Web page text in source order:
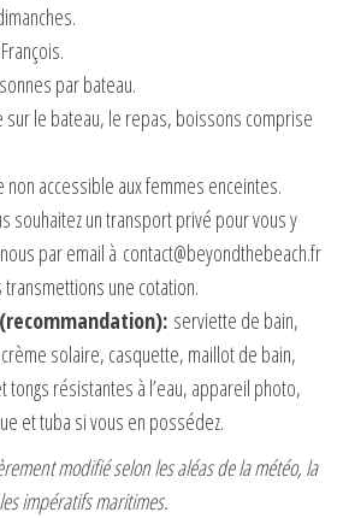
par bateau.
sur le bateau, le repas, boissons comprise
non accessible aux femmes enceintes.
souhaitez un transport privé pour vous y
par email à contact@beyondthebeach.fr
transmettions une cotation.
serviette de bain,
solaire, casquette, maillot de bain,
tongs résistantes à l’eau, appareil photo,
et tuba si vous en possédez.
modifié selon les aléas de la météo, la
impératifs maritimes.